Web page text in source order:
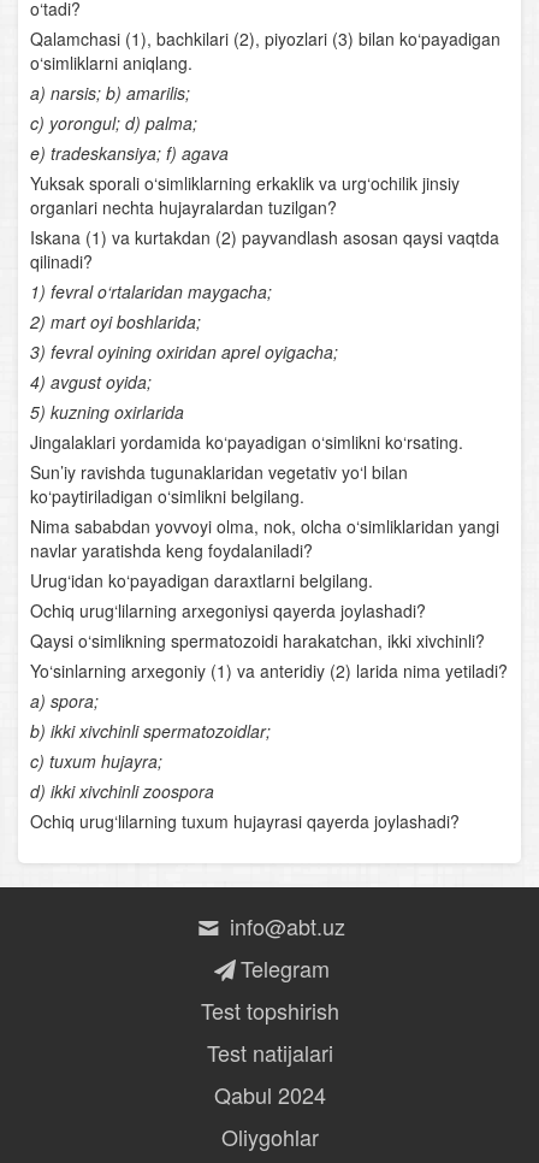
Qushlarning kelib chiqishi
Qushlar sistematikasi
Parrandachilik
Sutemizuvchilar sinfi
Sutemizuvchilarning tuzilishi
Sutemizuvchilarning klassifikatsiyasi
Sutemizuvchilar sinflariga mansub chorva mollari
Xordalilar evolyutsiyasi
O‘zbekiston hayvonot dunyosi
Hayvonot dunyosini muhofaza qilish
Anatomiya
Odam to‘qimalari
Qaddi- qomatning shakllanishi
Tashqi muhit omillarining yurak va qon aylanish
organlariga ta’siri
Yurak va qon-tomir kasalliklari
Og‘iz
Ingichka ichak
Ovqat hazm qilishning boshqarilishi
o‘tadi?
Qalamchasi (1), bachkilari (2), piyozlari (3) bilan ko‘payadigan
o‘simliklarni aniqlang.
a) narsis; b) amarilis;
c) yorongul; d) palma;
e) tradeskansiya; f) agava
Yuksak sporali o‘simliklarning erkaklik va urg‘ochilik jinsiy
organlari nechta hujayralardan tuzilgan?
Iskana (1) va kurtakdan (2) payvandlash asosan qaysi vaqtda
qilinadi?
1) fevral o‘rtalaridan maygacha;
2) mart oyi boshlarida;
3) fevral oyining oxiridan aprel oyigacha;
4) avgust oyida;
5) kuzning oxirlarida
Jingalaklari yordamida ko‘payadigan o‘simlikni ko‘rsating.
Sun’iy ravishda tugunaklaridan vegetativ yo‘l bilan
ko‘paytiriladigan o‘simlikni belgilang.
Nima sababdan yovvoyi olma, nok, olcha o‘simliklaridan yangi
navlar yaratishda keng foydalaniladi?
Urug‘idan ko‘payadigan daraxtlarni belgilang.
Ochiq urug‘lilarning arxegoniysi qayerda joylashadi?
Qaysi o‘simlikning spermatozoidi harakatchan, ikki xivchinli?
Yo‘sinlarning arxegoniy (1) va anteridiy (2) larida nima yetiladi?
a) spora;
b) ikki xivchinli spermatozoidlar;
c) tuxum hujayra;
d) ikki xivchinli zoospora
Ochiq urug‘lilarning tuxum hujayrasi qayerda joylashadi?
info@abt.uz
Telegram
Test topshirish
Test natijalari
Qabul 2024
Oliygohlar